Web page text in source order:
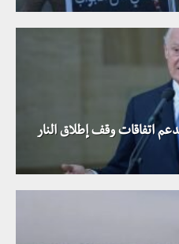
اتفاقات وقف إطلاق النار